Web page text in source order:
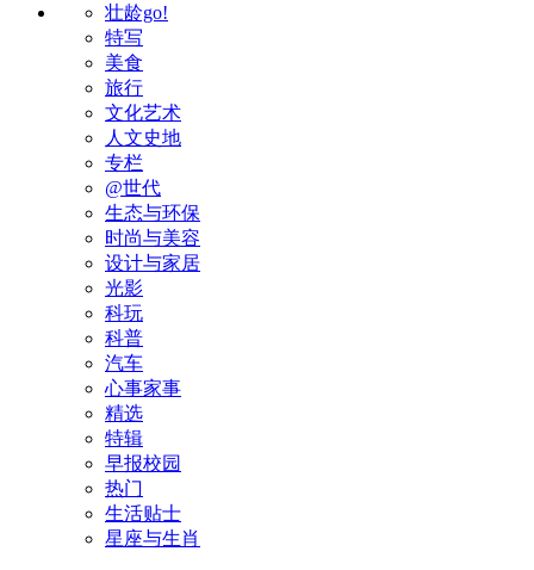
壮龄go!
特写
美食
旅行
文化艺术
人文史地
专栏
@世代
生态与环保
时尚与美容
设计与家居
光影
科玩
科普
汽车
心事家事
精选
特辑
早报校园
热门
生活贴士
星座与生肖